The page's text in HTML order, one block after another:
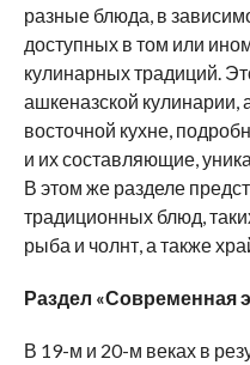
разные блюда, в
доступных в том или
кулинарных традиций.
ашкеназской кулинарии,
восточной кухне,
и их составляющие,
В этом же разделе
традиционных блюд,
рыба и чолнт, а также
Раздел «Современная
В 19-м и 20-м веках в